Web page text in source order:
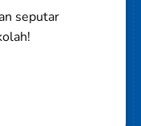
seputar